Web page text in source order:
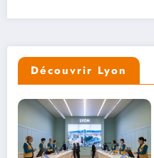
Découvrir Lyon